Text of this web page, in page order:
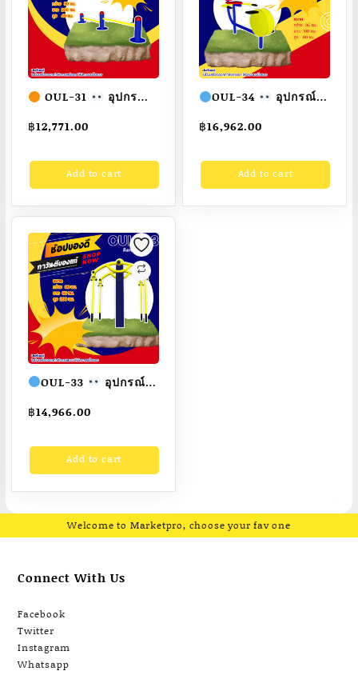
สี
สวย
ทำ
7-
วัน
quantity
OUL-31
อุปกรณ์
กำลังกายกลางแจ้ง
ผู้ใหญ่
ขนาด
30x200x40cm.
สวย
สั่งทำ 7-15 วัน
฿12,771.00
Add to cart
OUL-34
อุปกรณ์
ออกกำลังกายกลางแจ้ง
ผู้ใหญ่
ขนาด
35x100x80cm.
฿16,962.00
Add to cart
OUL-33
อุปกรณ์
ออกกำลังกายกลางแจ้ง
80x80x200cm.
฿14,966.00
Add to cart
Welcome to Marketpro, choose your fav one
Connect With Us
Facebook
Twitter
Instagram
Whatsapp